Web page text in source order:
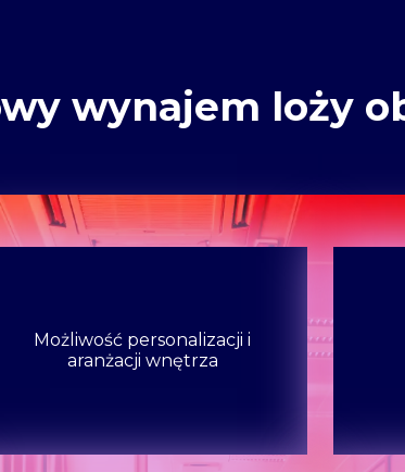
wynajem loży
Możliwość personalizacji i
aranżacji wnętrza